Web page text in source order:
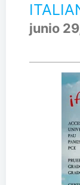
junio